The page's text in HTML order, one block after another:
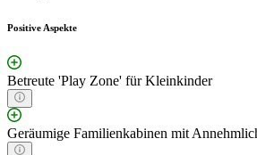
Positive Aspekte
Betreute 'Play Zone' für Kleinkinder
Geräumige Familienkabinen mit